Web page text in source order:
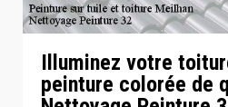
Illuminez votre
peinture colorée de